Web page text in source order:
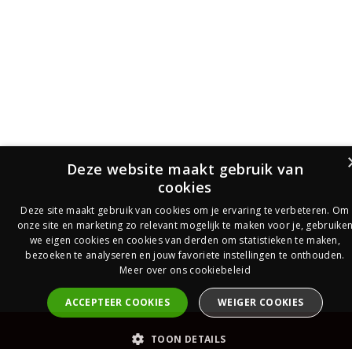
PrijsOfferte
Deze website maakt gebruik van
cookies
Deze site maakt gebruik van cookies om je ervaring te verbeteren. Om
onze site en marketing zo relevant mogelijk te maken voor je,
we eigen cookies en cookies van derden om statistieken te maken,
bezoeken te analyseren en jouw favoriete instellingen te onthouden.
Meer over ons cookiebeleid
ACCEPTEER COOKIES WEIGER COOKIES
TOON DETAILS